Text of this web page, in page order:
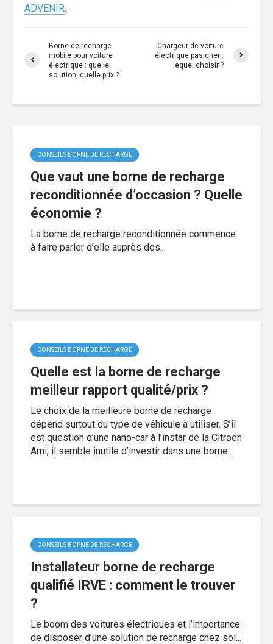
ADVENIR.
Borne de recharge
mobile pour voiture
électrique : quelle
solution, quelle prix ?
Chargeur de voiture
électrique pas cher :
lequel choisir ?
CONSEILS BORNE DE RECHARGE
Que vaut une borne de recharge
reconditionnée d’occasion ? Quelle
économie ?
La borne de recharge reconditionnée commence
à faire parler d’elle auprès des...
CONSEILS BORNE DE RECHARGE
Quelle est la borne de recharge
meilleur rapport qualité/prix ?
Le choix de la meilleure borne de recharge
dépend surtout du type de véhicule à utiliser. S’il
est question d’une nano-car à l’instar de la Citroën
Ami, il semble inutile d’investir dans une borne...
CONSEILS BORNE DE RECHARGE
Installateur borne de recharge
qualifié IRVE : comment le trouver
?
Le boom des voitures électriques et l’importance
de disposer d’une solution de recharge chez soi...